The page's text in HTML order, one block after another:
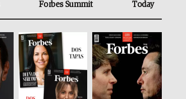
Forbes Summit Today